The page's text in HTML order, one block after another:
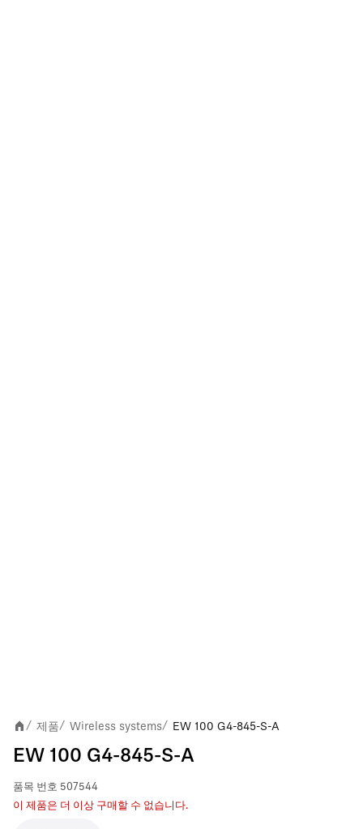
/ 제품/ Wireless systems/ EW 100 G4-845-S-A
EW 100 G4-845-S-A
품목 번호 507544
이 제품은 더 이상 구매할 수 없습니다.